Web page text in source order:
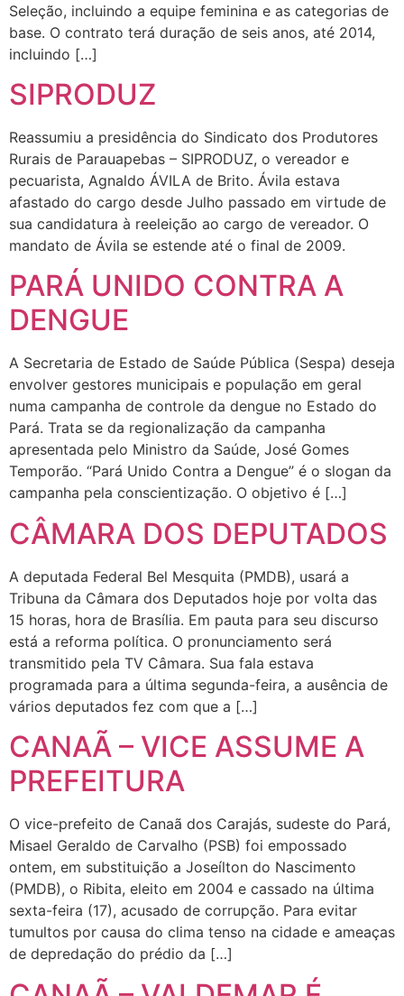
Seleção, incluindo a equipe feminina e as categorias de
base. O contrato terá duração de seis anos, até 2014,
incluindo […]
SIPRODUZ
Reassumiu a presidência do Sindicato dos Produtores
Rurais de Parauapebas – SIPRODUZ, o vereador e
pecuarista, Agnaldo ÁVILA de Brito. Ávila estava
afastado do cargo desde Julho passado em virtude de
sua candidatura à reeleição ao cargo de vereador. O
mandato de Ávila se estende até o final de 2009.
PARÁ UNIDO CONTRA A
DENGUE
A Secretaria de Estado de Saúde Pública (Sespa) deseja
envolver gestores municipais e população em geral
numa campanha de controle da dengue no Estado do
Pará. Trata se da regionalização da campanha
apresentada pelo Ministro da Saúde, José Gomes
Temporão. “Pará Unido Contra a Dengue” é o slogan da
campanha pela conscientização. O objetivo é […]
CÂMARA DOS DEPUTADOS
A deputada Federal Bel Mesquita (PMDB), usará a
Tribuna da Câmara dos Deputados hoje por volta das
15 horas, hora de Brasília. Em pauta para seu discurso
está a reforma política. O pronunciamento será
transmitido pela TV Câmara. Sua fala estava
programada para a última segunda-feira, a ausência de
vários deputados fez com que a […]
CANAÃ – VICE ASSUME A
PREFEITURA
O vice-prefeito de Canaã dos Carajás, sudeste do Pará,
Misael Geraldo de Carvalho (PSB) foi empossado
ontem, em substituição a Joseílton do Nascimento
(PMDB), o Ribita, eleito em 2004 e cassado na última
sexta-feira (17), acusado de corrupção. Para evitar
tumultos por causa do clima tenso na cidade e ameaças
de depredação do prédio da […]